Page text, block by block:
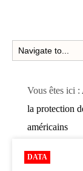
Vous êtes ici :
la protection
américains
DATA